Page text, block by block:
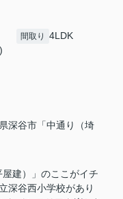
間取り 4LDK
深谷市「中通り（埼
建）」のここがイチ
深谷西小学校があり